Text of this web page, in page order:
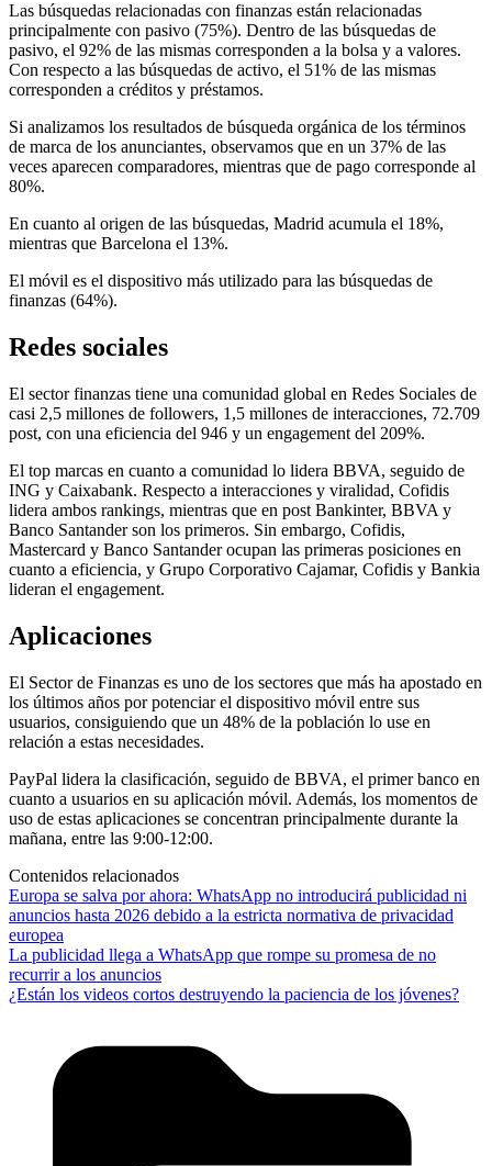
Las búsquedas relacionadas con finanzas están relacionadas
principalmente con pasivo (75%). Dentro de las búsquedas de
pasivo, el 92% de las mismas corresponden a la bolsa y a valores.
Con respecto a las búsquedas de activo, el 51% de las mismas
corresponden a créditos y préstamos.
Si analizamos los resultados de búsqueda orgánica de los términos
de marca de los anunciantes, observamos que en un 37% de las
veces aparecen comparadores, mientras que de pago corresponde al
80%.
En cuanto al origen de las búsquedas, Madrid acumula el 18%,
mientras que Barcelona el 13%.
El móvil es el dispositivo más utilizado para las búsquedas de
finanzas (64%).
Redes sociales
El sector finanzas tiene una comunidad global en Redes Sociales de
casi 2,5 millones de followers, 1,5 millones de interacciones, 72.709
post, con una eficiencia del 946 y un engagement del 209%.
El top marcas en cuanto a comunidad lo lidera BBVA, seguido de
ING y Caixabank. Respecto a interacciones y viralidad, Cofidis
lidera ambos rankings, mientras que en post Bankinter, BBVA y
Banco Santander son los primeros. Sin embargo, Cofidis,
Mastercard y Banco Santander ocupan las primeras posiciones en
cuanto a eficiencia, y Grupo Corporativo Cajamar, Cofidis y Bankia
lideran el engagement.
Aplicaciones
El Sector de Finanzas es uno de los sectores que más ha apostado en
los últimos años por potenciar el dispositivo móvil entre sus
usuarios, consiguiendo que un 48% de la población lo use en
relación a estas necesidades.
PayPal lidera la clasificación, seguido de BBVA, el primer banco en
cuanto a usuarios en su aplicación móvil. Además, los momentos de
uso de estas aplicaciones se concentran principalmente durante la
mañana, entre las 9:00-12:00.
Contenidos relacionados
Europa se salva por ahora: WhatsApp no introducirá publicidad ni
anuncios hasta 2026 debido a la estricta normativa de privacidad
europea
La publicidad llega a WhatsApp que rompe su promesa de no
recurrir a los anuncios
¿Están los videos cortos destruyendo la paciencia de los jóvenes?